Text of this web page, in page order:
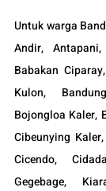
Andir,  Antapani,
Babakan
Kulon,
Bojongloa Kaler,
Cibeunying
Cicendo,
Gegebage,